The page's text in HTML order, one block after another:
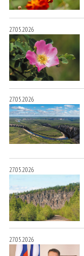
27.05.2026
27.05.2026
27.05.2026
27.05.2026